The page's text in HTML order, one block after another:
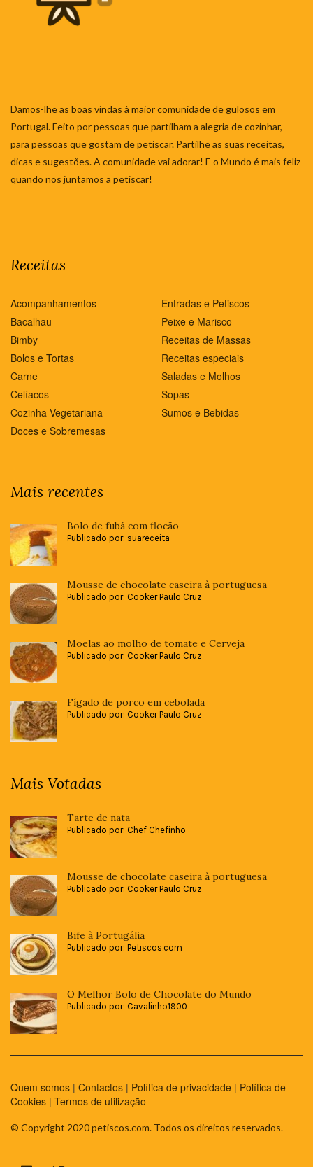
Damos-lhe as boas vindas à maior comunidade de gulosos em
Portugal. Feito por pessoas que partilham a alegria de cozinhar,
para pessoas que gostam de petiscar. Partilhe as suas receitas,
dicas e sugestões. A comunidade vai adorar! E o Mundo é mais feliz
quando nos juntamos a petiscar!
Receitas
Acompanhamentos
Bacalhau
Bimby
Bolos e Tortas
Carne
Celíacos
Cozinha Vegetariana
Doces e Sobremesas
Entradas e Petiscos
Peixe e Marisco
Receitas de Massas
Receitas especiais
Saladas e Molhos
Sopas
Sumos e Bebidas
Mais recentes
Bolo de fubá com flocão
Publicado por: suareceita
Mousse de chocolate caseira à portuguesa
Publicado por: Cooker Paulo Cruz
Moelas ao molho de tomate e Cerveja
Publicado por: Cooker Paulo Cruz
Fígado de porco em cebolada
Publicado por: Cooker Paulo Cruz
Mais Votadas
Tarte de nata
Publicado por: Chef Chefinho
Mousse de chocolate caseira à portuguesa
Publicado por: Cooker Paulo Cruz
Bife à Portugália
Publicado por: Petiscos.com
O Melhor Bolo de Chocolate do Mundo
Publicado por: Cavalinho1900
Quem somos | Contactos | Política de privacidade | Política de
Cookies | Termos de utilização
© Copyright 2020 petiscos.com. Todos os direitos reservados.